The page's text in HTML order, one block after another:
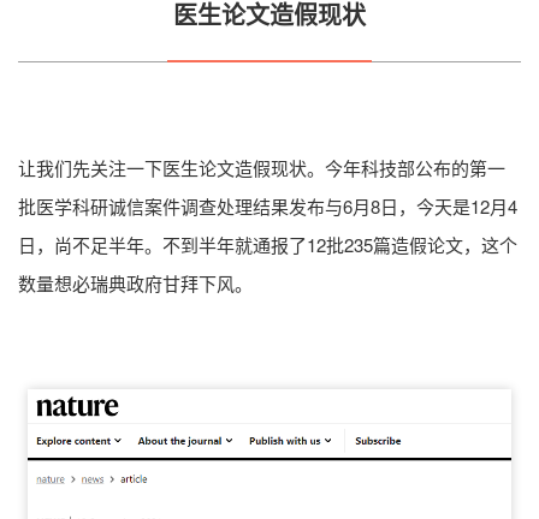
医生论文造假现状
让我们先关注一下医生论文造假现状。今年科技部公布的第一
批医学科研诚信案件调查处理结果发布与6月8日，今天是12月4
日，尚不足半年。不到半年就通报了12批235篇造假论文，这个
数量想必瑞典政府甘拜下风。